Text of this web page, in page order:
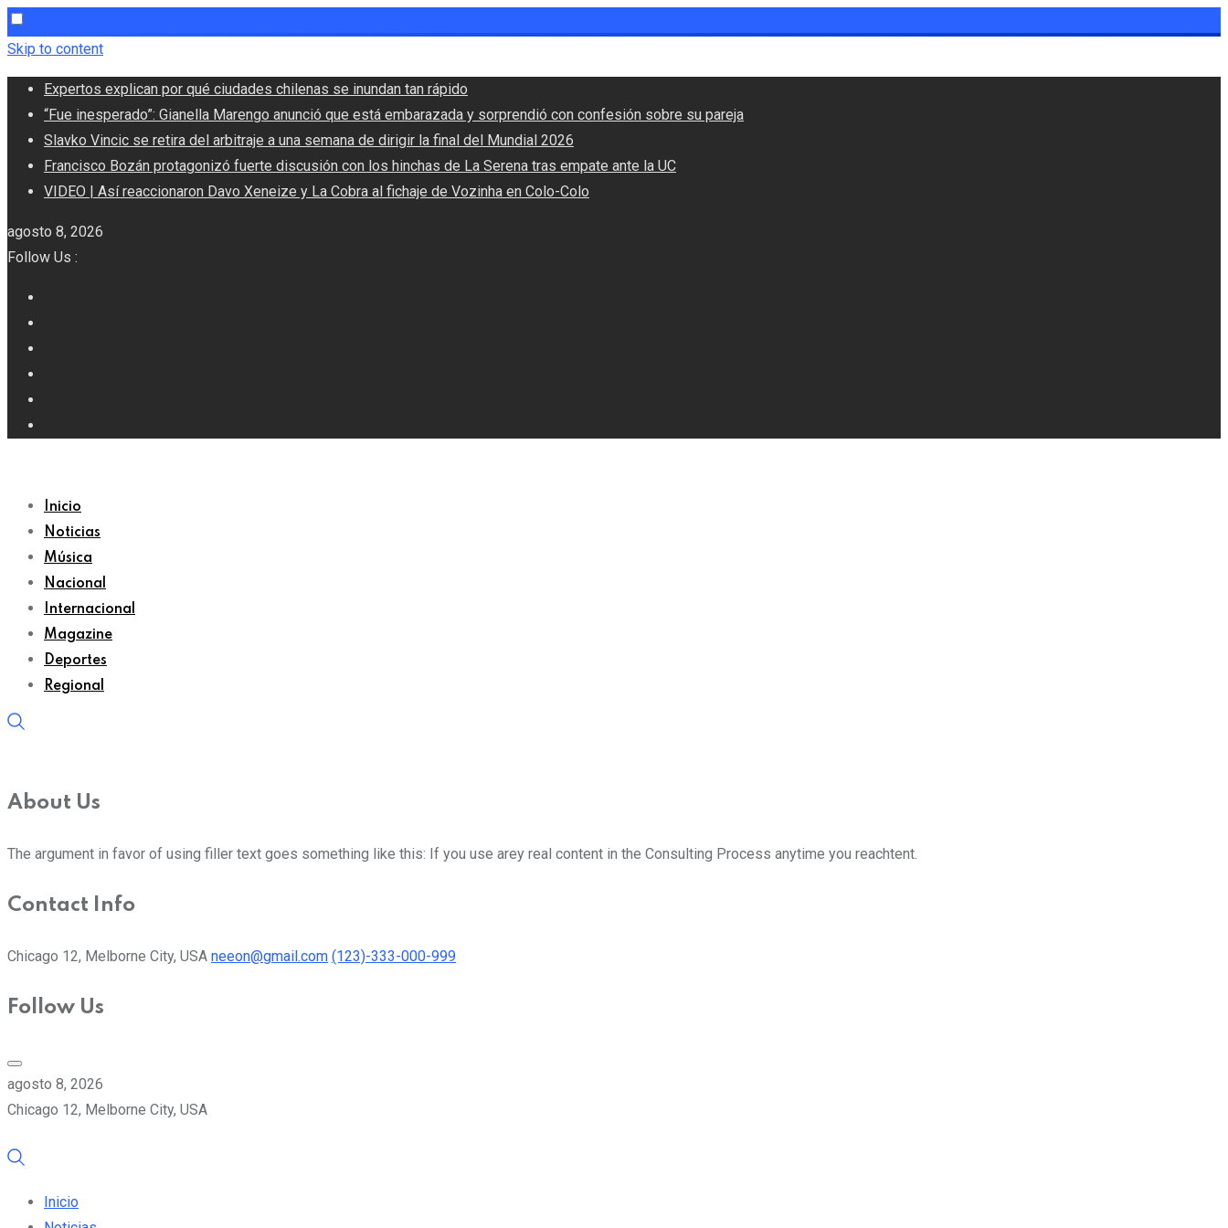
Skip to content
Expertos explican por qué ciudades chilenas se inundan tan rápido
“Fue inesperado”: Gianella Marengo anunció que está embarazada y sorprendió con confesión sobre su pareja
Slavko Vincic se retira del arbitraje a una semana de dirigir la final del Mundial 2026
Francisco Bozán protagonizó fuerte discusión con los hinchas de La Serena tras empate ante la UC
VIDEO | Así reaccionaron Davo Xeneize y La Cobra al fichaje de Vozinha en Colo-Colo
agosto 8, 2026
Follow Us :
Inicio
Noticias
Música
Nacional
Internacional
Magazine
Deportes
Regional
About Us
The argument in favor of using filler text goes something like this: If you use arey real content in the Consulting Process anytime you reachtent.
Contact Info
Chicago 12, Melborne City, USA neeon@gmail.com (123)-333-000-999
Follow Us
agosto 8, 2026
Chicago 12, Melborne City, USA
Inicio